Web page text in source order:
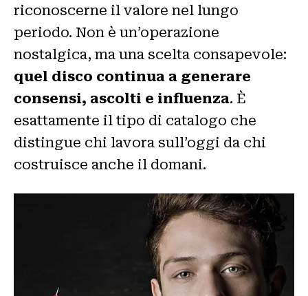
riconoscerne il valore nel lungo
periodo. Non è un’operazione
nostalgica, ma una scelta consapevole:
quel disco continua a generare
consensi, ascolti e influenza. È
esattamente il tipo di catalogo che
distingue chi lavora sull’oggi da chi
costruisce anche il domani.